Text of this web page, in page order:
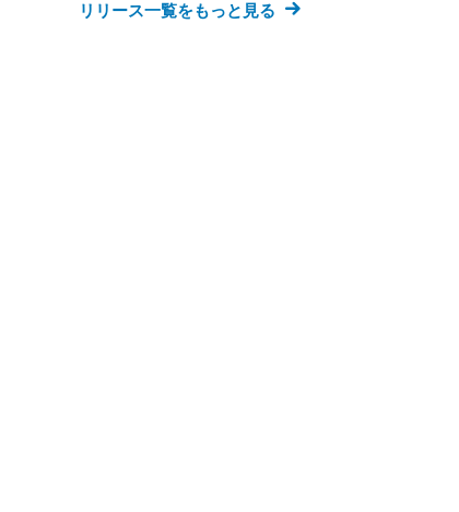
リリース一覧をもっと見る